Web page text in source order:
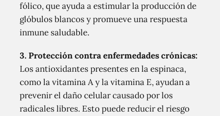
fólico, que ayuda a estimular la producción de
glóbulos blancos y promueve una respuesta
inmune saludable.
3. Protección contra enfermedades crónicas:
Los antioxidantes presentes en la espinaca,
como la vitamina A y la vitamina E, ayudan a
prevenir el daño celular causado por los
radicales libres. Esto puede reducir el riesgo